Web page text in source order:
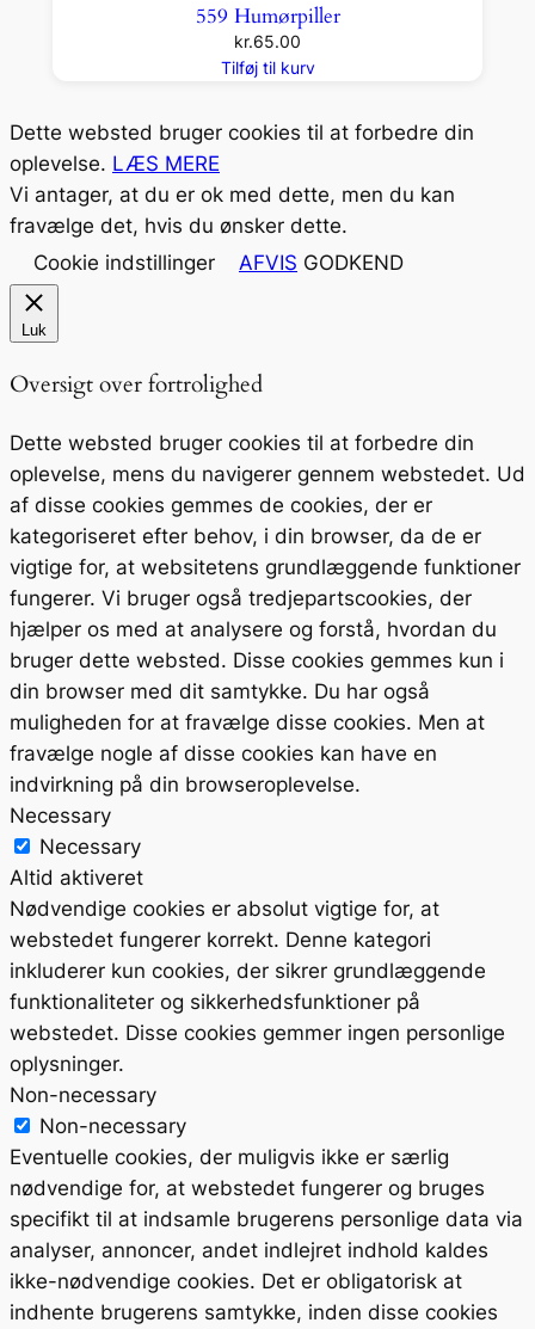
559 Humørpiller
kr.65.00
Tilføj til kurv
Dette websted bruger cookies til at forbedre din
oplevelse. LÆS MERE
Vi antager, at du er ok med dette, men du kan
fravælge det, hvis du ønsker dette.
Cookie indstillinger
AFVIS GODKEND
Luk
Oversigt over fortrolighed
Dette websted bruger cookies til at forbedre din
oplevelse, mens du navigerer gennem webstedet. Ud
af disse cookies gemmes de cookies, der er
kategoriseret efter behov, i din browser, da de er
vigtige for, at websitetens grundlæggende funktioner
fungerer. Vi bruger også tredjepartscookies, der
hjælper os med at analysere og forstå, hvordan du
bruger dette websted. Disse cookies gemmes kun i
din browser med dit samtykke. Du har også
muligheden for at fravælge disse cookies. Men at
fravælge nogle af disse cookies kan have en
indvirkning på din browseroplevelse.
Necessary
Necessary
Altid aktiveret
Nødvendige cookies er absolut vigtige for, at
webstedet fungerer korrekt. Denne kategori
inkluderer kun cookies, der sikrer grundlæggende
funktionaliteter og sikkerhedsfunktioner på
webstedet. Disse cookies gemmer ingen personlige
oplysninger.
Non-necessary
Non-necessary
Eventuelle cookies, der muligvis ikke er særlig
nødvendige for, at webstedet fungerer og bruges
specifikt til at indsamle brugerens personlige data via
analyser, annoncer, andet indlejret indhold kaldes
ikke-nødvendige cookies. Det er obligatorisk at
indhente brugerens samtykke, inden disse cookies